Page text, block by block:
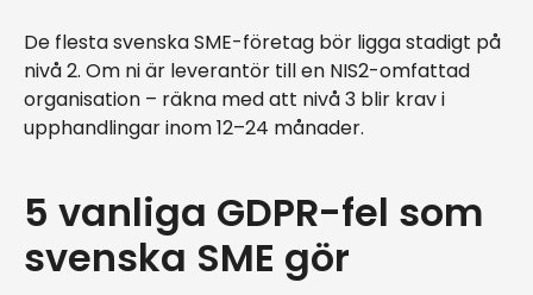
De flesta svenska SME-företag bör ligga stadigt på
nivå 2. Om ni är leverantör till en NIS2-omfattad
organisation – räkna med att nivå 3 blir krav i
upphandlingar inom 12–24 månader.
5 vanliga GDPR-fel som
svenska SME gör